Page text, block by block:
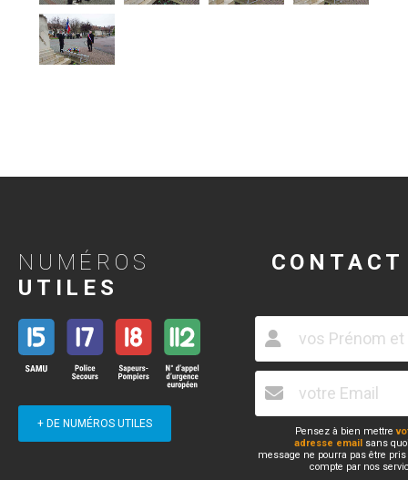
NUMÉROS
UTILES
+ DE NUMÉROS UTILES
CONTACT
Pensez à bien mettre
adresse email sans
message ne pourra pas être
compte par nos